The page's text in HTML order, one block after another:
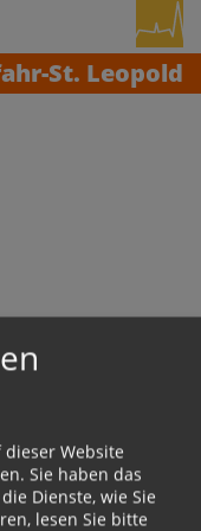
St. Leopold
Impressum
Datenschutz
Website
Sie haben das
Dienste, wie Sie
lesen Sie bitte